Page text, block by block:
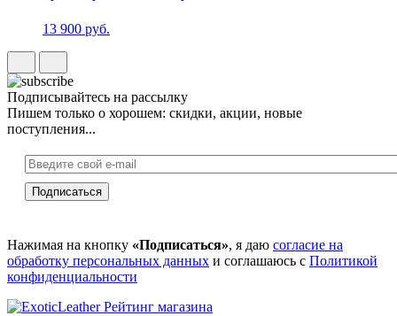
13 900 руб.
Подписывайтесь на рассылку
Пишем только о хорошем: скидки, акции, новые
поступления...
Нажимая на кнопку «Подписаться», я даю согласие на
обработку персональных данных и соглашаюсь с Политикой
конфиденциальности
Рейтинг магазина